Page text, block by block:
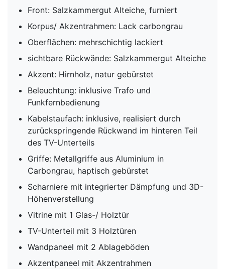
Front: Salzkammergut Alteiche, furniert
Korpus/ Akzentrahmen: Lack carbongrau
Oberflächen: mehrschichtig lackiert
sichtbare Rückwände: Salzkammergut Alteiche
Akzent: Hirnholz, natur gebürstet
Beleuchtung: inklusive Trafo und
Funkfernbedienung
Kabelstaufach: inklusive, realisiert durch
zurückspringende Rückwand im hinteren Teil
des TV-Unterteils
Griffe: Metallgriffe aus Aluminium in
Carbongrau, haptisch gebürstet
Scharniere mit integrierter Dämpfung und 3D-
Höhenverstellung
Vitrine mit 1 Glas-/ Holztür
TV-Unterteil mit 3 Holztüren
Wandpaneel mit 2 Ablageböden
Akzentpaneel mit Akzentrahmen